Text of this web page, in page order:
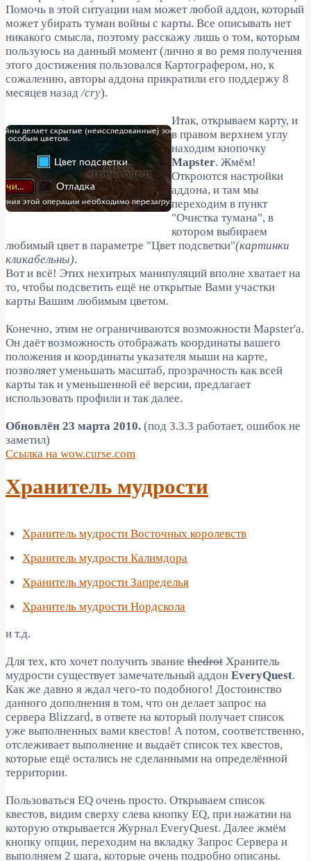
Помочь в этой ситуации нам может любой аддон, который
может убирать туман войны с карты. Все описывать нет
никакого смысла, поэтому расскажу лишь о том, которым
пользуюсь на данный момент (лично я во ремя получения
этого достижения пользовался Картографером, но, к
сожалению, авторы аддона прикратили его поддержу 8
месяцев назад/cry).
Итак, открываем карту, и
в правом верхнем углу
находим кнопочку
Mapster. Жмём!
Откроются настройки
аддона, и там мы
переходим в пункт
"Очистка тумана", в
котором выбираем
любимый цвет в параметре "Цвет подсветки"(картинки
кликабельны).
Вот и всё! Этих нехитрых манипуляций вполне хватает на
то, чтобы подсветить ещё не открытые Вами участки
карты Вашим любимым цветом.
Конечно, этим не ограничиваются возможности Mapster'a.
Он даёт возможность отображать координаты вашего
положения и координаты указателя мыши на карте,
позволяет уменьшать масштаб, прозрачность как всей
карты так и уменьшенной её версии, предлагает
использовать профили и так далее.
Обновлён 23 марта 2010. (под 3.3.3 работает, ошибок не
заметил)
Ссылка на wow.curse.com
Хранитель мудрости
Хранитель мудрости Восточных королевств
Хранитель мудрости Калимдора
Хранитель мудрости Запределья
Хранитель мудрости Нордскола
и т.д.
Для тех, кто хочет получить звание thedrot Хранитель
мудрости существует замечательный аддон EveryQuest.
Как же давно я ждал чего-то подобного! Достоинство
данного дополнения в том, что он делает запрос на
сервера Blizzard, в ответе на который получает список
уже выполненных вами квестов! А потом, соответственно,
отслеживает выполнение и выдаёт список тех квестов,
которые ещё остались не сделанными на определённой
территории.
Пользоваться EQ очень просто. Открываем список
квестов, видим сверху слева кнопку EQ, при нажатии на
которую открывается Журнал EveryQuest. Далее жмём
кнопку опции, переходим на вкладку Запрос Сервера и
выполняем 2 шага, которые очень подробно описаны.